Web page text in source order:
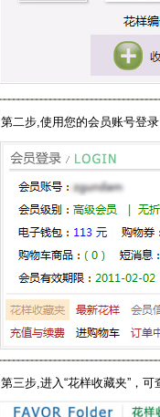
第二步,使用您的会员账号登
第三步,进入“花样收藏夹”，